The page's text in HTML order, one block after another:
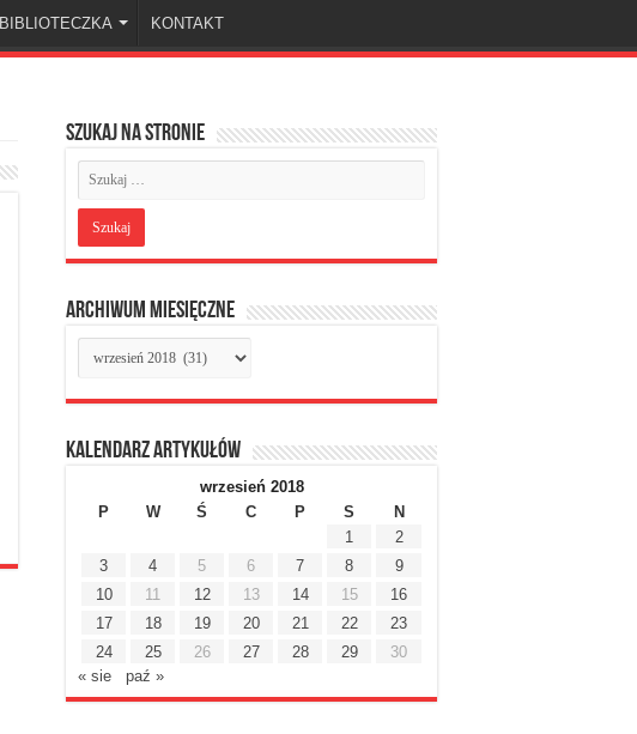
BIBLIOTECZKA KONTAKT
Szukaj na stronie
Archiwum miesięczne
Archiwum
miesięczne
Kalendarz artykułów
wrzesień 2018
P
W Ś C P S
N
1
2
3
4 5 6 7 8
9
10
11 12 13 14 15
16
17
18 19 20 21 22
23
24
25 26 27 28 29
30
« sie
paź »